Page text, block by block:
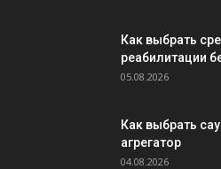
Как выбрать
реабилитации
05.08.2026
Как выбрать
агрегатор
04.08.2026